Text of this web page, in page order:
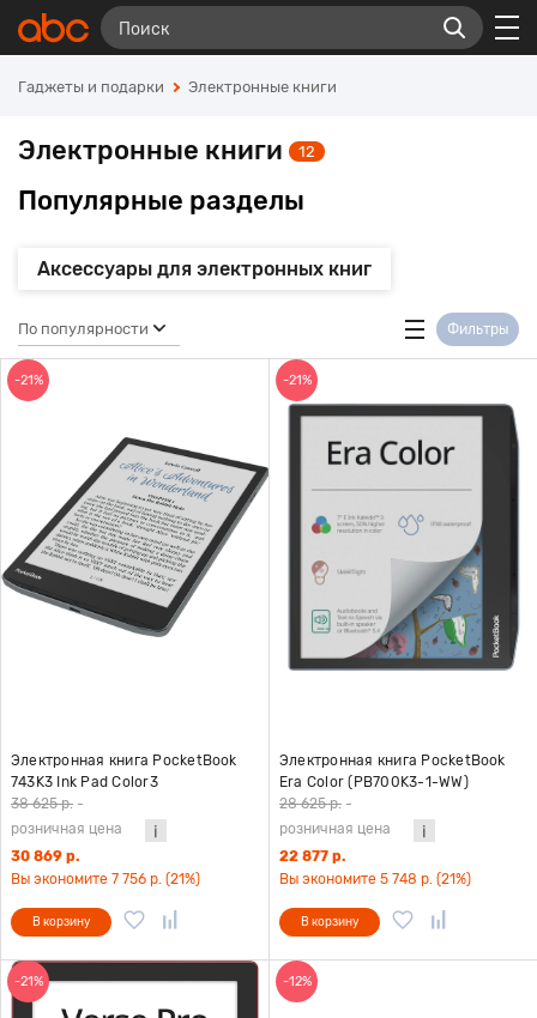
Гаджеты и подарки Электронные книги
Электронные книги 12
Популярные разделы
Аксессуары для электронных книг
По популярности Фильтры
-21%
Электронная книга PocketBook
743K3 Ink Pad Color3
38 625 р. -
розничная цена
30 869 р.
Вы экономите 7 756 р. (21%)
В корзину
-21%
Электронная книга PocketBook
Era Color (PB700K3-1-WW)
28 625 р. -
розничная цена
22 877 р.
Вы экономите 5 748 р. (21%)
В корзину
-21% -12%